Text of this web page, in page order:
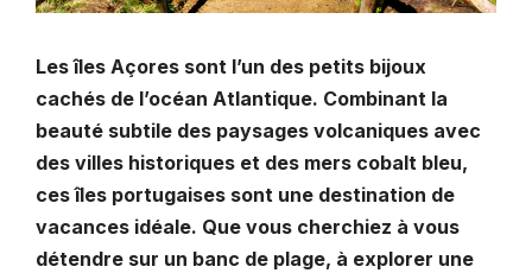
Les îles Açores sont l’un des petits bijoux
cachés de l’océan Atlantique. Combinant la
beauté subtile des paysages volcaniques avec
des villes historiques et des mers cobalt bleu,
ces îles portugaises sont une destination de
vacances idéale. Que vous cherchiez à vous
détendre sur un banc de plage, à explorer une